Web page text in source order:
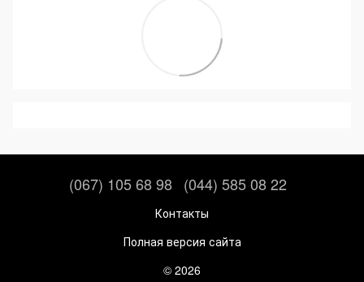
(067) 105 68 98 (044) 585 08 22
Контакты
Полная версия сайта
© 2026